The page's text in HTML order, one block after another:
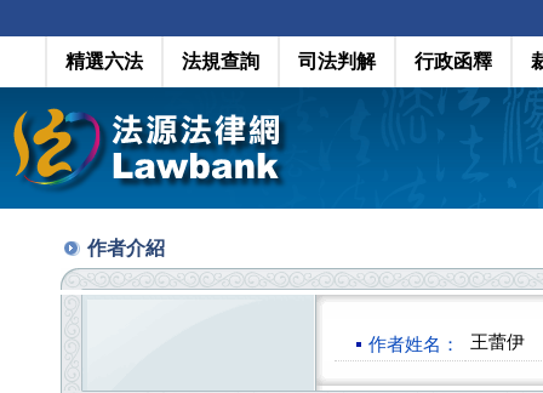
精選六法 法規查詢 司法判解 行政函釋
作者介紹
作者姓名： 王蕾伊